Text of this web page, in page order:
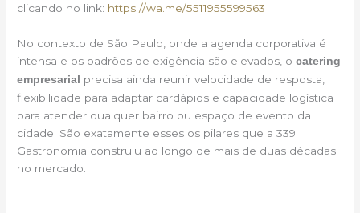
clicando no link: https://wa.me/5511955599563
No contexto de São Paulo, onde a agenda corporativa é
intensa e os padrões de exigência são elevados, ocatering
empresarial precisa ainda reunir velocidade de resposta,
flexibilidade para adaptar cardápios e capacidade logística
para atender qualquer bairro ou espaço de evento da
cidade. São exatamente esses os pilares que a 339
Gastronomia construiu ao longo de mais de duas décadas
no mercado.